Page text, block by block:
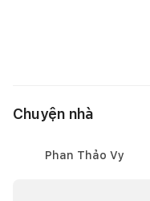
Chuyện nhà
Phan Thảo Vy